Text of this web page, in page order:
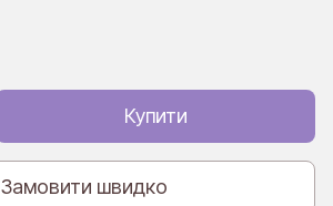
Купити
Замовити швидко